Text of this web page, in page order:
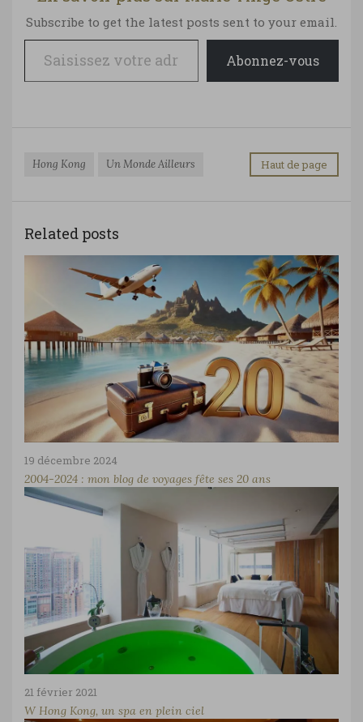
Subscribe to get the latest posts sent to your email.
Saisissez votre adresse e-mail…
Abonnez-vous
Hong Kong Un Monde Ailleurs Haut de page
Related posts
19 décembre 2024
2004-2024 : mon blog de voyages fête ses 20 ans
21 février 2021
W Hong Kong, un spa en plein ciel